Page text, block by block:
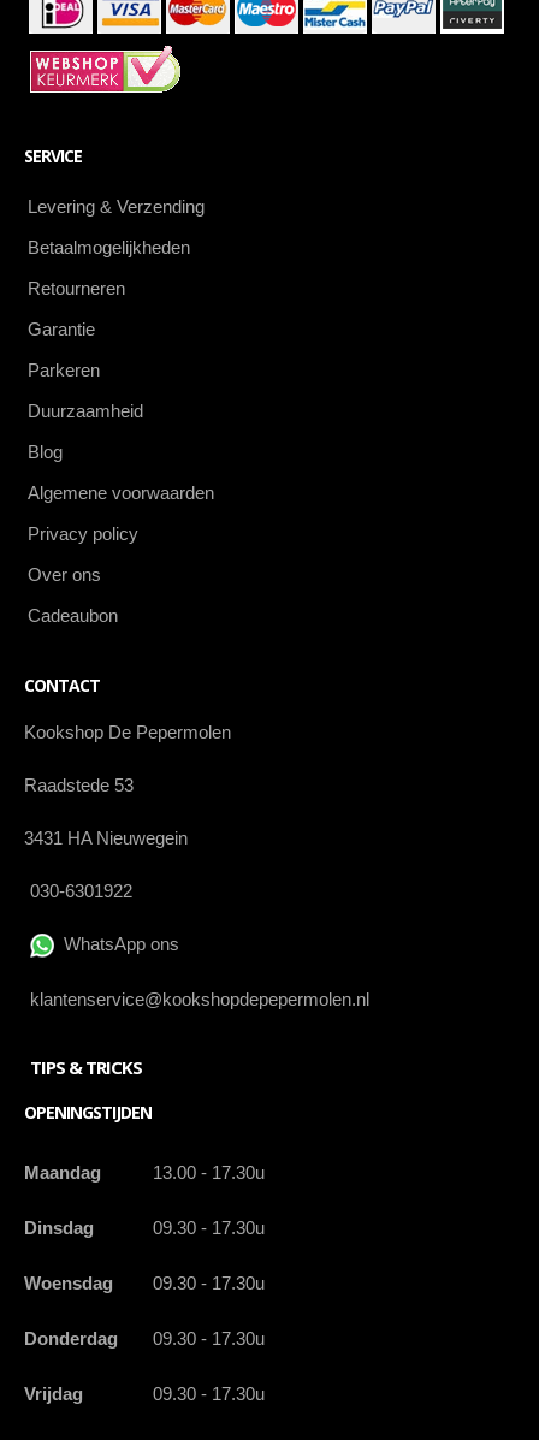
SERVICE
Levering & Verzending
Betaalmogelijkheden
Retourneren
Garantie
Parkeren
Duurzaamheid
Blog
Algemene voorwaarden
Privacy policy
Over ons
Cadeaubon
CONTACT
Kookshop De Pepermolen
Raadstede 53
3431 HA Nieuwegein
030-6301922
WhatsApp ons
klantenservice@kookshopdepepermolen.nl
TIPS & TRICKS
OPENINGSTIJDEN
Maandag 13.00 - 17.30u
Dinsdag 09.30 - 17.30u
Woensdag 09.30 - 17.30u
Donderdag 09.30 - 17.30u
Vrijdag 09.30 - 17.30u